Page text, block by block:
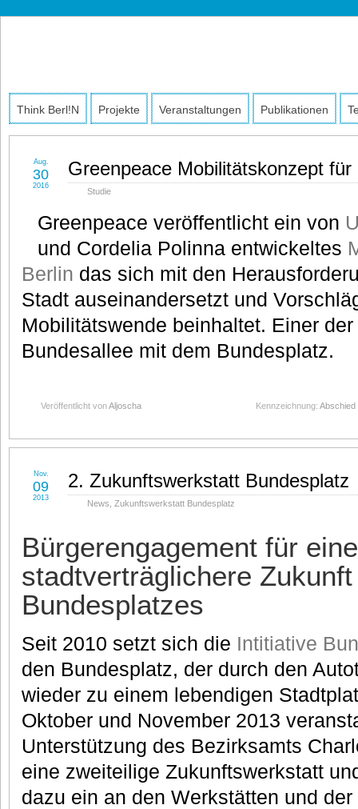
Berl!n
Think Berl!n Projekte Veranstaltungen Publikationen
Greenpeace Mobilitätskonzept
Studie
Aug.
30
2016
Greenpeace veröffentlicht ein von
und Cordelia Polinna entwickeltes
Berlin das sich mit den
Stadt auseinandersetzt und
Mobilitätswende beinhaltet. Einer
Bundesallee mit dem Bundesplatz.
Veröffentlicht vonAljoscha Kennzeichnung: Abschied
2. Zukunftswerkstatt Bundesplatz
News Zukunftswerkstatt Bundesplatz
Nov.
09
2013
Bürgerengagement für
stadtverträglichere
Bundesplatzes
Seit 2010 setzt sich die Intitiative
den Bundesplatz, der durch den
wieder zu einem lebendigen
Oktober und November 2013
Unterstützung des Bezirksamts
eine zweiteilige Zukunftswerkstatt
dazu ein an den Werkstätten und